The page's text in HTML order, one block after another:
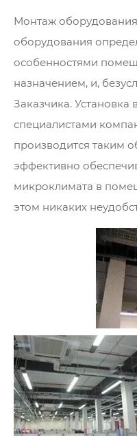
Монтаж
оборудования
особенностями
назначением, и,
Заказчика. Установка
специалистами
производится таким
эффективно
микроклимата в
этом никаких